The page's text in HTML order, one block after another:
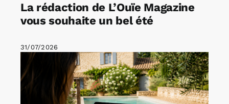
La rédaction de L’Ouïe Magazine
vous souhaite un bel été
31/07/2026